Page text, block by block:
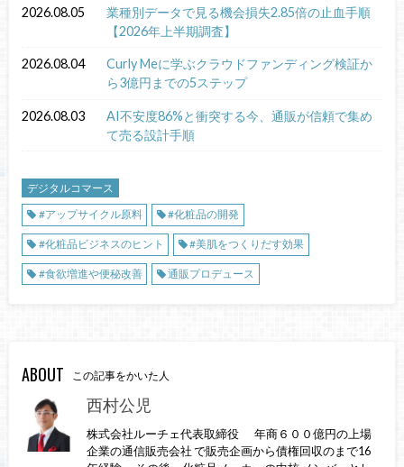
2026.08.05
業種別データで見る機会損失2.85倍の止血手順
【2026年上半期調査】
2026.08.04
Curly Meに学ぶクラウドファンディング検証か
ら3億円までの5ステップ
2026.08.03
AI不安度86%と衝突する今、通販が信頼で集め
て売る設計手順
デジタルコマース
#アップサイクル原料
#化粧品の開発
#化粧品ビジネスのヒント #美肌をつくりだす効果
#食欲増進や便秘改善 通販プロデュース
ABOUT この記事をかいた人
西村公児
株式会社ルーチェ代表取締役 年商６００億円の上場
企業の通信販売会社 で販売企画から債権回収のまで16